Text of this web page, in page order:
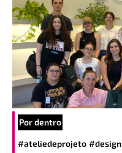
Por dentro
#ateliedeprojeto #design